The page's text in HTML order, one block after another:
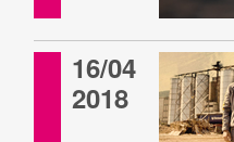
16/04
2018